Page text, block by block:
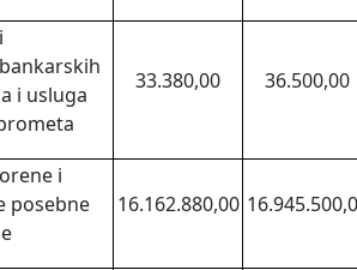
i usluga
33.380,00 36.500,00
i
posebne
16.162.880,00